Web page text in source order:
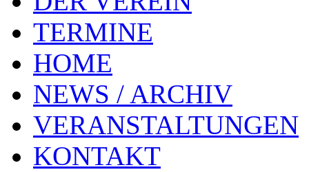
TERMINE
HOME
NEWS / ARCHIV
VERANSTALTUNGEN
KONTAKT